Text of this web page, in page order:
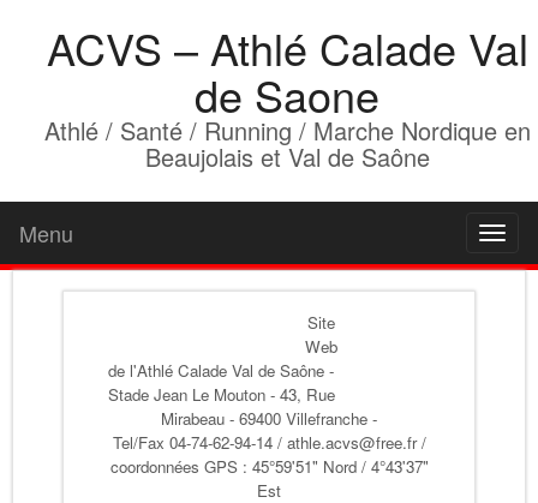
ACVS – Athlé Calade Val
de Saone
Athlé / Santé / Running / Marche Nordique en
Beaujolais et Val de Saône
Menu
Site
Web
de l'Athlé Calade Val de Saône -
Stade Jean Le Mouton - 43, Rue
Mirabeau - 69400 Villefranche -
Tel/Fax 04-74-62-94-14 / athle.acvs@free.fr /
coordonnées GPS : 45°59'51" Nord / 4°43'37"
Est